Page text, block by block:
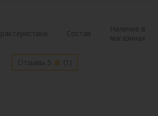
Состав
Наличие в
магазинах
Отзывы 5 (1)